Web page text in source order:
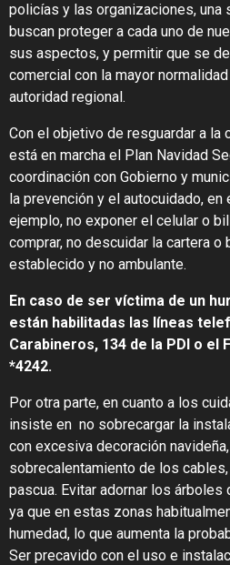
policías y las organizaciones, una
buscan proteger a cada uno de
sus aspectos, y permitir que se
comercial con la mayor
autoridad regional.
Con el objetivo de resguardar a la
está en marcha el Plan Navidad
coordinación con Gobierno y
la prevención y el autocuidado,
ejemplo, no exponer el celular o
comprar, no descuidar la cartera
establecido y no ambulante.
En caso de ser víctima de un
están habilitadas las líneas
Carabineros, 134 de la PDI o el
*4242.
Por otra parte, en cuanto a los
insiste en no sobrecargar la
con excesiva decoración
sobrecalentamiento de los
pascua. Evitar adornar los
ya que en estas zonas
humedad, lo que aumenta la
Ser precavido con el uso e